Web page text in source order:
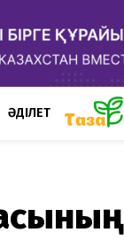
ӘДІЛЕТ